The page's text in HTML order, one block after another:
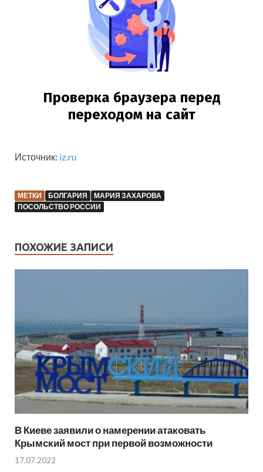
Источник: iz.ru
МЕТКИ БОЛГАРИЯ
МАРИЯ ЗАХАРОВА
ПОСОЛЬСТВО РОССИИ
ПОХОЖИЕ ЗАПИСИ
В Киеве заявили о намерении атаковать
Крымский мост при первой возможности
17.07.2022